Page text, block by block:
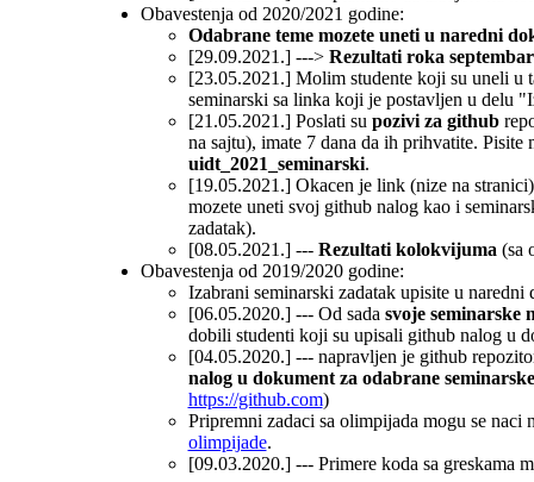
Obavestenja od 2020/2021 godine:
Odabrane teme mozete uneti u naredni
[29.09.2021.] ---> Rezultati roka
[23.05.2021.] Molim studente koji su uneli u
seminarski sa linka koji je postavljen u delu
[21.05.2021.] Poslati su pozivi za github
na sajtu), imate 7 dana da ih prihvatite.
uidt_2021_seminarski.
[19.05.2021.] Okacen je link (nize na
mozete uneti svoj github nalog kao i
zadatak).
[08.05.2021.] --- Rezultati kolokvijuma(sa
Obavestenja od 2019/2020 godine:
Izabrani seminarski zadatak upisite u naredni
[06.05.2020.] --- Od sada svoje seminarske
dobili studenti koji su upisali github nalog u
[04.05.2020.] --- napravljen je github
nalog u dokument za odabrane seminarske
https://github.com)
Pripremni zadaci sa olimpijada mogu se
olimpijade.
[09.03.2020.] --- Primere koda sa greskama